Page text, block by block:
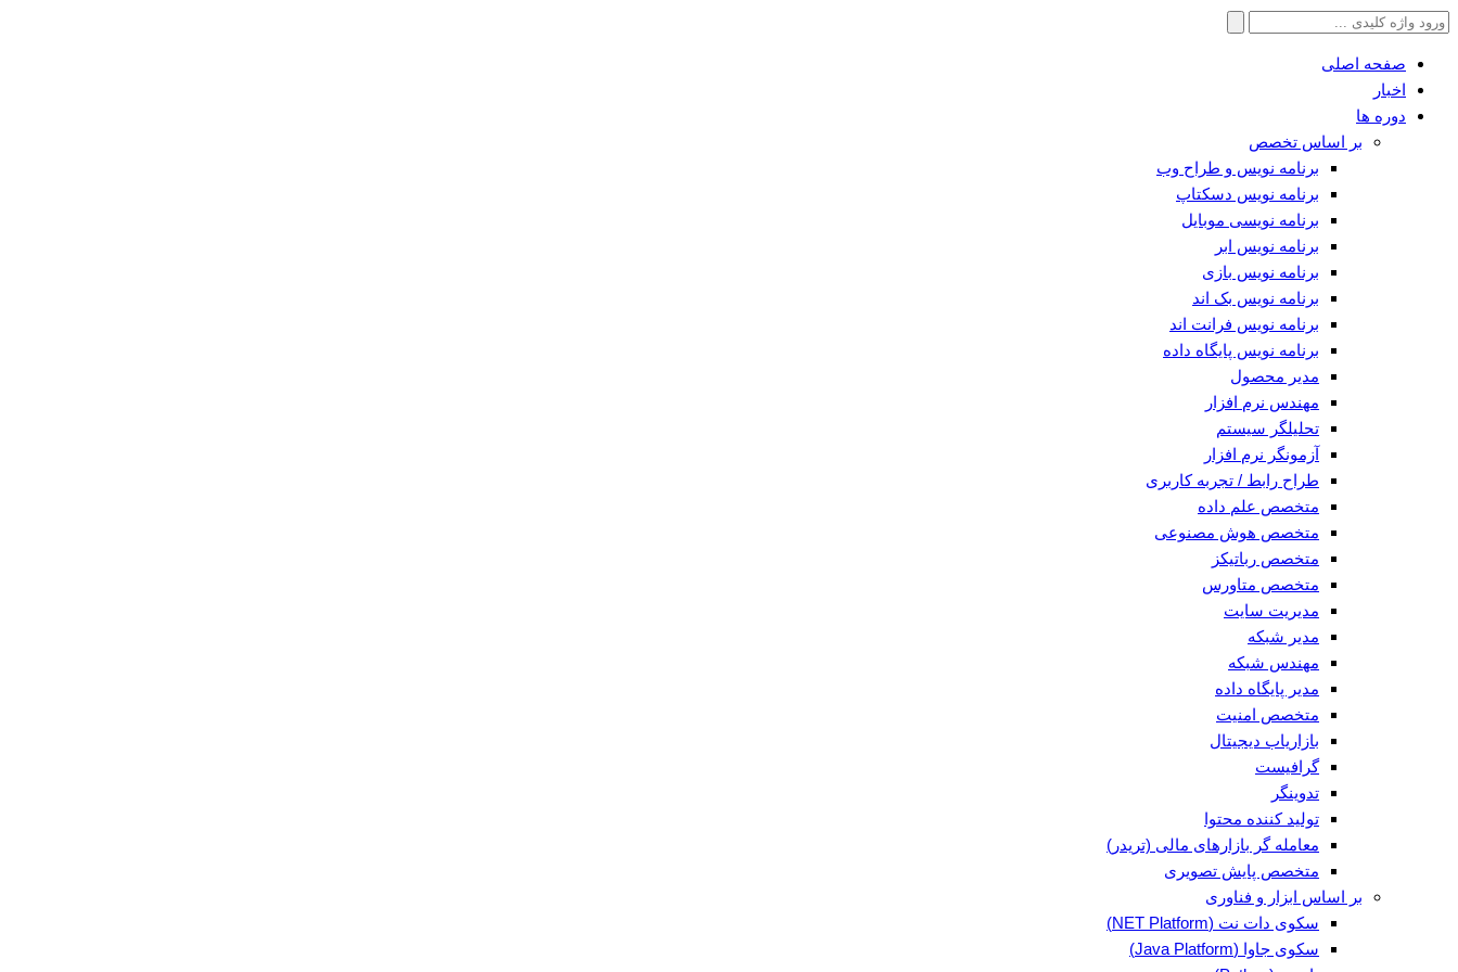
جستجو
صفحه اصلی
اخبار
دوره ها
بر اساس تخصص
برنامه نویس و طراح وب
برنامه نویس دسکتاپ
برنامه نویسی موبایل
برنامه نویس ابر
برنامه نویس بازی
برنامه نویس بک اند
برنامه نویس فرانت اند
برنامه نویس پایگاه داده
مدیر محصول
مهندس نرم افزار
تحلیلگر سیستم
آزمونگر نرم افزار
طراح رابط / تجربه کاربری
متخصص علم داده
متخصص هوش مصنوعی
متخصص رباتیکز
متخصص متاورس
مدیریت سایت
مدیر شبکه
مهندس شبکه
مدیر پایگاه داده
متخصص امنیت
بازاریاب دیجیتال
گرافیست
تدوینگر
تولید کننده محتوا
معامله گر بازارهای مالی (تریدر)
متخصص پایش تصویری
بر اساس ابزار و فناوری
سکوی دات نت (NET Platform)
سکوی جاوا (Java Platform)